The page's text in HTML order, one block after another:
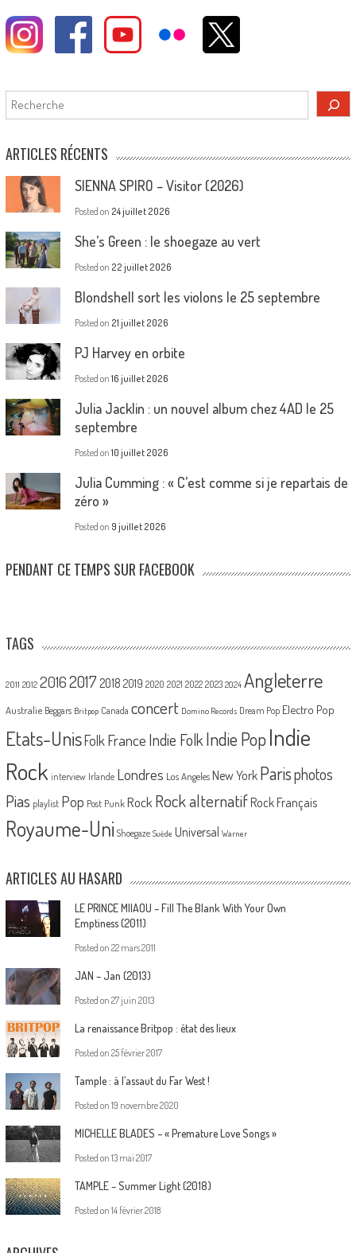
Rechercher
ARTICLES RÉCENTS
SIENNA SPIRO – Visitor (2026)
Posted on 24 juillet 2026
She’s Green : le shoegaze au vert
Posted on 22 juillet 2026
Blondshell sort les violons le 25 septembre
Posted on 21 juillet 2026
PJ Harvey en orbite
Posted on 16 juillet 2026
Julia Jacklin : un nouvel album chez 4AD le 25
septembre
Posted on 10 juillet 2026
Julia Cumming : « C’est comme si je repartais de
zéro »
Posted on 9 juillet 2026
PENDANT CE TEMPS SUR FACEBOOK
TAGS
2011 2012 20162017 2018 2019 2020 2021 2022 2023 2024 Angleterre
Australie Beggars Britpop Canada concert Domino Records Dream Pop Electro Pop
Etats-UnisFolk France Indie Folk Indie PopIndie
Rock interview Irlande Londres Los Angeles New York Parisphotos
Pias playlist Pop Post Punk Rock Rock alternatif Rock Français
Royaume-Uni Shoegaze Suède Universal Warner
ARTICLES AU HASARD
LE PRINCE MIIAOU – Fill The Blank With Your Own
Emptiness (2011)
Posted on 22 mars 2011
JAN – Jan (2013)
Posted on 27 juin 2013
La renaissance Britpop : état des lieux
Posted on 25 février 2017
Tample : à l’assaut du Far West !
Posted on 19 novembre 2020
MICHELLE BLADES – « Premature Love Songs »
Posted on 13 mai 2017
TAMPLE – Summer Light (2018)
Posted on 14 février 2018